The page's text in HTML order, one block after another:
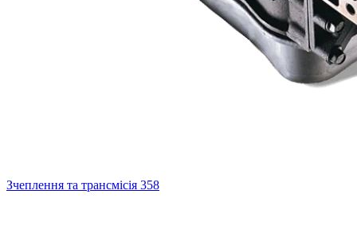
Зчеплення та трансмісія 358